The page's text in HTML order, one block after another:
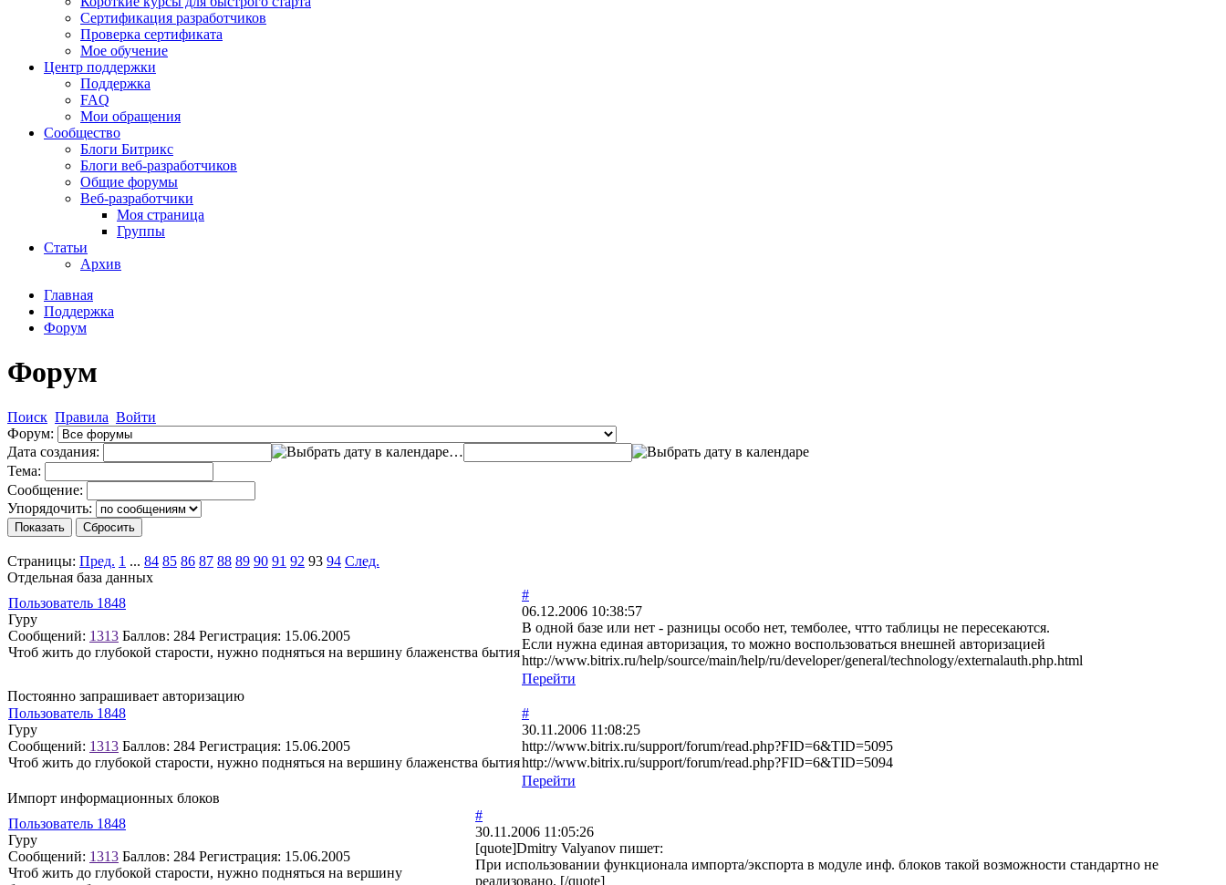
Сертификация разработчиков
Проверка сертификата
Мое обучение
Центр поддержки
Поддержка
FAQ
Мои обращения
Сообщество
Блоги Битрикс
Блоги веб-разработчиков
Общие форумы
Веб-разработчики
Моя страница
Группы
Статьи
Архив
Главная
Поддержка
Форум
Форум
Поиск Правила Войти
Форум:
Дата создания:
…
Тема:
Сообщение:
Упорядочить:
Страницы: Пред. 1 ... 84 85 86 87 88 89 90 91 92 93 94 След.
Отдельная база данных
Пользователь 1848
Гуру
Сообщений: 1313 Баллов: 284 Регистрация: 15.06.2005
Чтоб жить до глубокой старости, нужно подняться на вершину блаженства бытия
#
06.12.2006 10:38:57
В одной базе или нет - разницы особо нет, темболее, чтто таблицы не пересекаются.
Если нужна единая авторизация, то можно воспользоваться внешней авторизацией
http://www.bitrix.ru/help/source/main/help/ru/developer/general/technology/ext­ernalauth.php.html
Перейти
Постоянно запрашивает авторизацию
Пользователь 1848
Гуру
Сообщений: 1313 Баллов: 284 Регистрация: 15.06.2005
Чтоб жить до глубокой старости, нужно подняться на вершину блаженства бытия
#
30.11.2006 11:08:25
http://www.bitrix.ru/support/forum/read.php?FID=6&TID=5095
http://www.bitrix.ru/support/forum/read.php?FID=6&TID=5094
Перейти
Импорт информационных блоков
Пользователь 1848
Гуру
Сообщений: 1313 Баллов: 284 Регистрация: 15.06.2005
Чтоб жить до глубокой старости, нужно подняться на вершину
#
30.11.2006 11:05:26
[quote]Dmitry Valyanov пишет:
При использовании функционала импорта/экспорта в модуле инф. блоков такой возможности стандартно не
реализовано. [/quote]